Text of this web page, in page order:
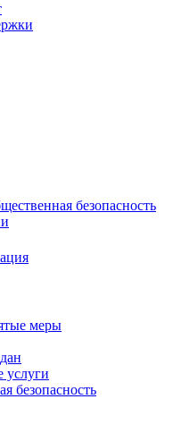
безопасность
меры
услуги
безопасность